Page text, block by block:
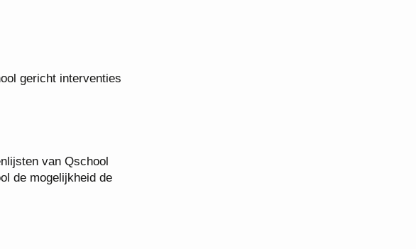
gericht interventies
van Qschool
de mogelijkheid de